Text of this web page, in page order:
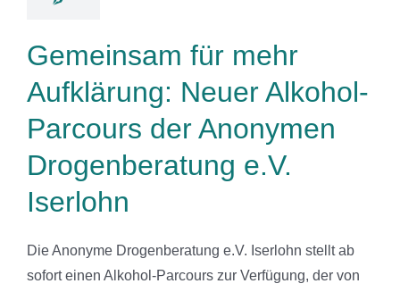
Gemeinsam für mehr
Aufklärung: Neuer Alkohol-
Parcours der Anonymen
Drogenberatung e.V.
Iserlohn
Die Anonyme Drogenberatung e.V. Iserlohn stellt ab
sofort einen Alkohol-Parcours zur Verfügung, der von